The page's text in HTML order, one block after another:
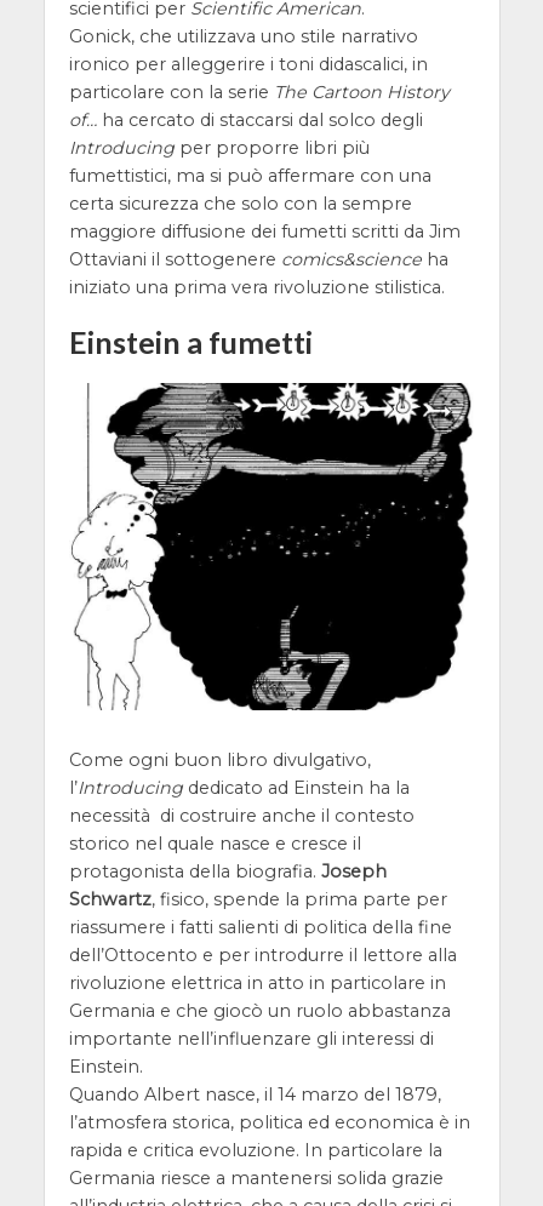
scientifici per Scientific American.
Gonick, che utilizzava uno stile narrativo
ironico per alleggerire i toni didascalici, in
particolare con la serie The Cartoon History
of…ha cercato di staccarsi dal solco degli
Introducingper proporre libri più
fumettistici, ma si può affermare con una
certa sicurezza che solo con la sempre
maggiore diffusione dei fumetti scritti da Jim
Ottaviani il sottogenere comics&scienceha
iniziato una prima vera rivoluzione stilistica.
Einstein a fumetti
Come ogni buon libro divulgativo,
l’Introducingdedicato ad Einstein ha la
necessità di costruire anche il contesto
storico nel quale nasce e cresce il
protagonista della biografia. Joseph
Schwartz, fisico, spende la prima parte per
riassumere i fatti salienti di politica della fine
dell’Ottocento e per introdurre il lettore alla
rivoluzione elettrica in atto in particolare in
Germania e che giocò un ruolo abbastanza
importante nell’influenzare gli interessi di
Einstein.
Quando Albert nasce, il 14 marzo del 1879,
l’atmosfera storica, politica ed economica è in
rapida e critica evoluzione. In particolare la
Germania riesce a mantenersi solida grazie